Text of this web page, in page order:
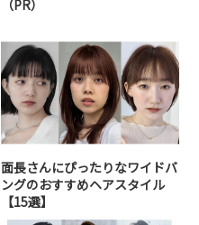
（PR）
面長さんにぴったりなワイドバ
ングのおすすめヘアスタイル
【15選】